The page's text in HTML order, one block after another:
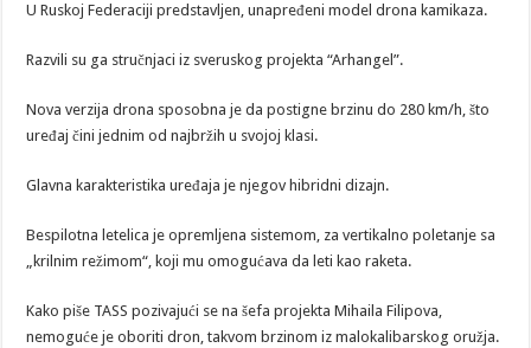
U Ruskoj Federaciji predstavljen, unapređeni model drona kamikaza.
Razvili su ga stručnjaci iz sveruskog projekta “Arhangel”.
Nova verzija drona sposobna je da postigne brzinu do 280 km/h, što
uređaj čini jednim od najbržih u svojoj klasi.
Glavna karakteristika uređaja je njegov hibridni dizajn.
Bespilotna letelica je opremljena sistemom, za vertikalno poletanje sa
„krilnim režimom“, koji mu omogućava da leti kao raketa.
Kako piše TASS pozivajući se na šefa projekta Mihaila Filipova,
nemoguće je oboriti dron, takvom brzinom iz malokalibarskog oružja.